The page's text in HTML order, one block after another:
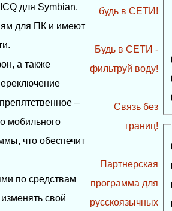
для Symbian.
для ПК и имеют
а также
–
мобильного
что обеспечит
по средствам
свой
будь в СЕТИ!
Будь в СЕТИ -
фильтруй воду!
Связь без
границ!
Партнерская
программа для
русскоязычных